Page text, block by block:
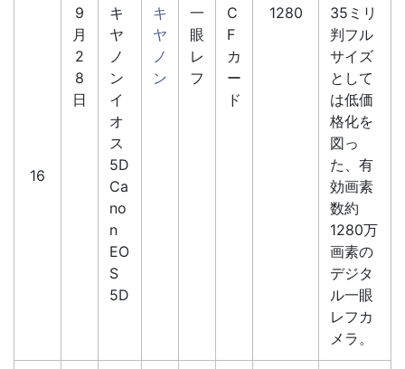
16
9
月
2
8
日
キ
ヤ
ノ
ン
イ
オ
ス
5D
Ca
no
n
EO
S
5D
キ
ヤ
ノ
ン
一
眼
レ
フ
C
F
カ
ー
ド
1280
35ミリ
判フル
サイズ
として
は低価
格化を
図っ
た、有
効画素
数約
1280万
画素の
デジタ
ル一眼
レフカ
メラ。